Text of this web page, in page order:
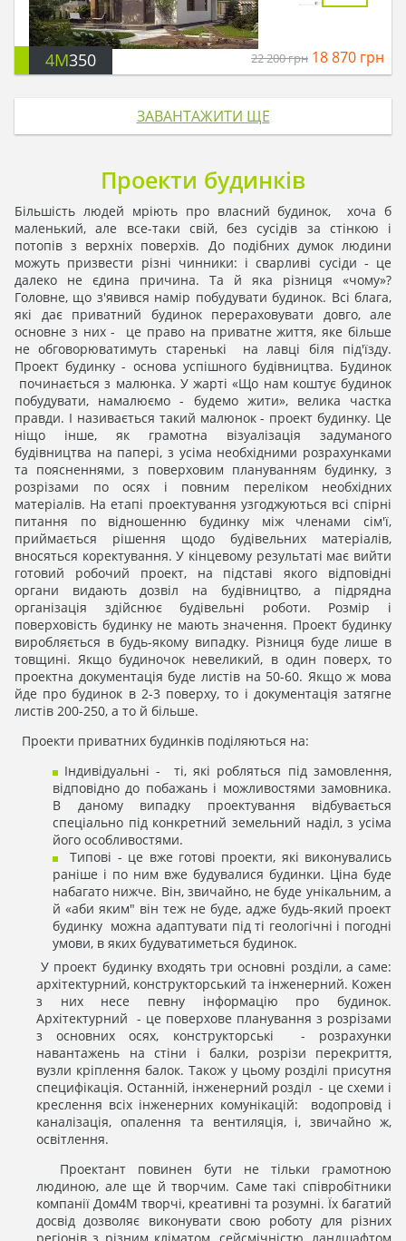
4M350 22 200грн 18 870 грн
ЗАВАНТАЖИТИ ЩЕ
Проекти будинків
Більшість людей мріють про власний будинок, хоча б
маленький, але все-таки свій, без сусідів за стінкою і
потопів з верхніх поверхів. До подібних думок людини
можуть призвести різні чинники: і сварливі сусіди - це
далеко не єдина причина. Та й яка різниця «чому»?
Головне, що з'явився намір побудувати будинок. Всі блага,
які дає приватний будинок перераховувати довго, але
основне з них - це право на приватне життя, яке більше
не обговорюватимуть старенькі на лавці біля під'їзду.
Проект будинку - основа успішного будівництва. Будинок
починається з малюнка. У жарті «Що нам коштує будинок
побудувати, намалюємо - будемо жити», велика частка
правди. І називається такий малюнок - проект будинку. Це
ніщо інше, як грамотна візуалізація задуманого
будівництва на папері, з усіма необхідними розрахунками
та поясненнями, з поверховим плануванням будинку, з
розрізами по осях і повним переліком необхідних
матеріалів. На етапі проектування узгоджуються всі спірні
питання по відношенню будинку між членами сім'ї,
приймається рішення щодо будівельних матеріалів,
вносяться коректування. У кінцевому результаті має вийти
готовий робочий проект, на підставі якого відповідні
органи видають дозвіл на будівництво, а підрядна
організація здійснює будівельні роботи. Розмір і
поверховість будинку не мають значення. Проект будинку
виробляється в будь-якому випадку. Різниця буде лише в
товщині. Якщо будиночок невеликий, в один поверх, то
проектна документація буде листів на 50-60. Якщо ж мова
йде про будинок в 2-3 поверху, то і документація затягне
листів 200-250, а то й більше.
Проекти приватних будинків поділяються на:
Індивідуальні - ті, які робляться під замовлення,
відповідно до побажань і можливостями замовника.
В даному випадку проектування відбувається
спеціально під конкретний земельний наділ, з усіма
його особливостями.
Типові - це вже готові проекти, які виконувались
раніше і по ним вже будувалися будинки. Ціна буде
набагато нижче. Він, звичайно, не буде унікальним, а
й «аби яким" він теж не буде, адже будь-який проект
будинку можна адаптувати під ті геологічні і погодні
умови, в яких будуватиметься будинок.
У проект будинку входять три основні розділи, а саме:
архітектурний, конструкторський та інженерний. Кожен
з них несе певну інформацію про будинок.
Архітектурний - це поверхове планування з розрізами
з основних осях, конструкторські - розрахунки
навантажень на стіни і балки, розрізи перекриття,
вузли кріплення балок. Також у цьому розділі присутня
специфікація. Останній, інженерний розділ - це схеми і
креслення всіх інженерних комунікацій: водопровід і
каналізація, опалення та вентиляція, і, звичайно ж,
освітлення.
Проектант повинен бути не тільки грамотною
людиною, але ще й творчим. Саме такі співробітники
компанії Дом4М творчі, креативні та розумні. Їх багатий
досвід дозволяє виконувати свою роботу для різних